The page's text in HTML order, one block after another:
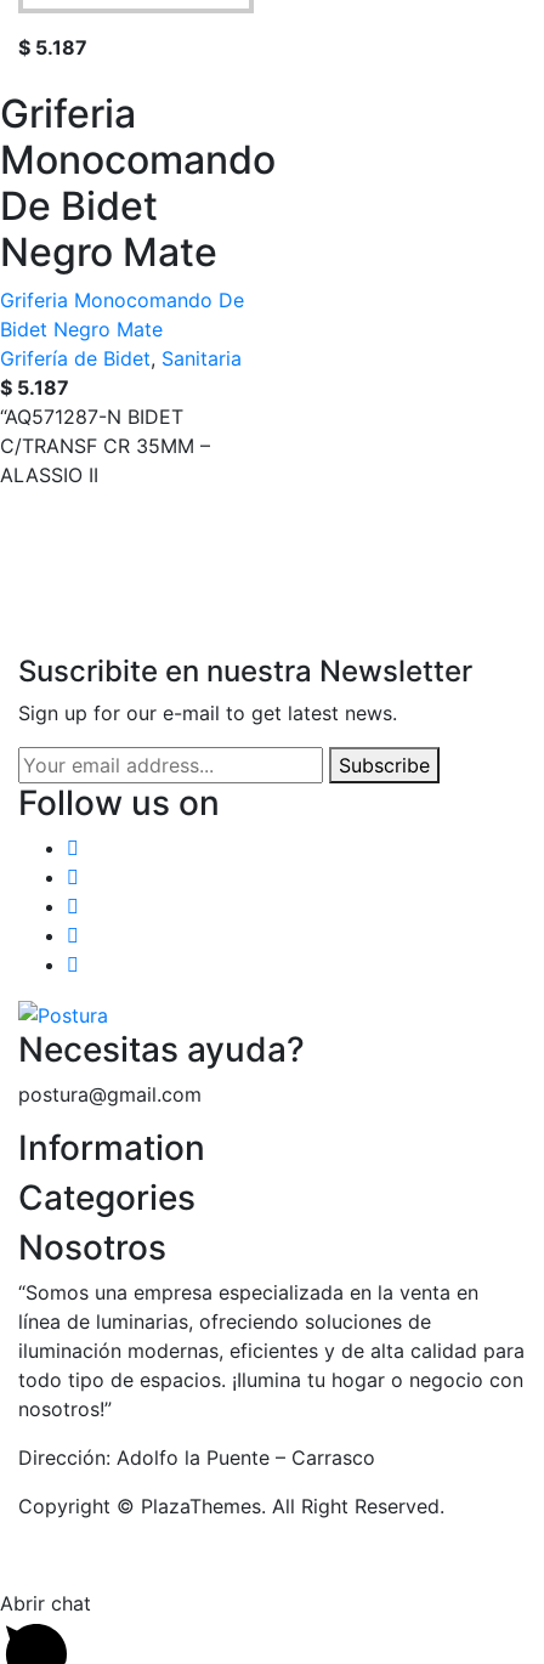
$ 5.187
Griferia
Monocomando
De Bidet
Negro Mate
Griferia Monocomando De
Bidet Negro Mate
Grifería de Bidet, Sanitaria
$ 5.187
“AQ571287-N BIDET
C/TRANSF CR 35MM –
ALASSIO II
Suscribite en nuestra Newsletter
Sign up for our e-mail to get latest news.
Subscribe
Follow us on
Necesitas ayuda?
postura@gmail.com
Information
Categories
Nosotros
“Somos una empresa especializada en la venta en
línea de luminarias, ofreciendo soluciones de
iluminación modernas, eficientes y de alta calidad para
todo tipo de espacios. ¡Ilumina tu hogar o negocio con
nosotros!”
Dirección: Adolfo la Puente – Carrasco
Copyright © PlazaThemes. All Right Reserved.
Abrir chat